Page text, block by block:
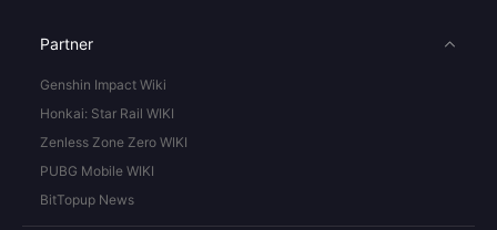
Partner
Genshin Impact Wiki
Honkai: Star Rail WIKI
Zenless Zone Zero WIKI
PUBG Mobile WIKI
BitTopup News